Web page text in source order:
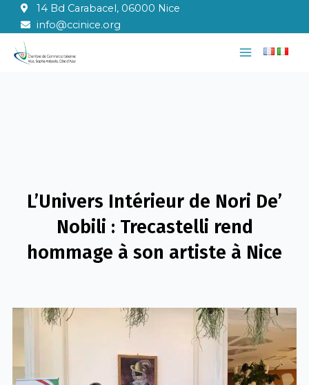
contenu
14 Bd Carabacel, 06000 Nice
info@ccinice.org
Main
L’Univers Intérieur de Nori De’
Nobili : Trecastelli rend
hommage à son artiste à Nice